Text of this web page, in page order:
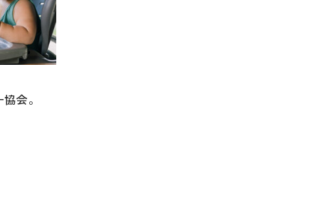
会。